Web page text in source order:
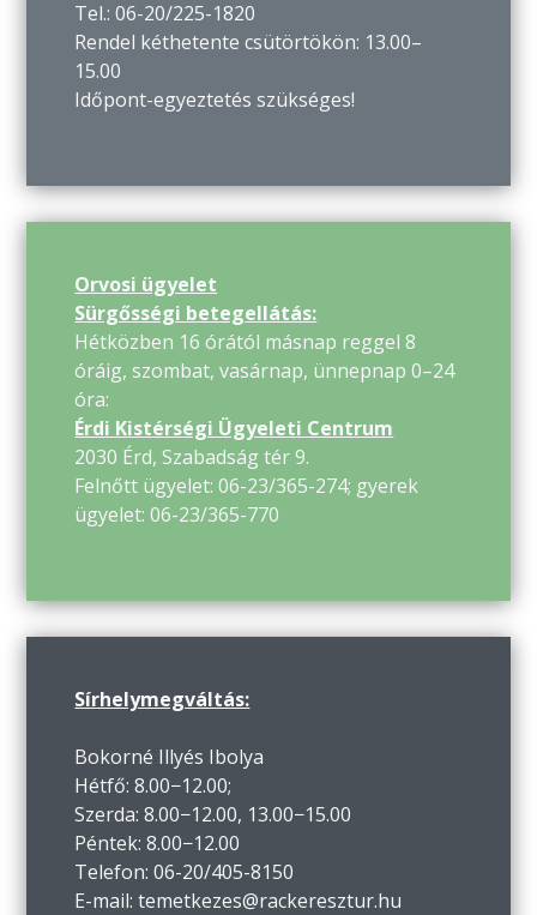
Tel.: 06-20/225-1820
Rendel kéthetente csütörtökön: 13.00–
15.00
Időpont-egyeztetés szükséges!
Orvosi ügyelet
Sürgősségi betegellátás:
Hétközben 16 órától másnap reggel 8
óráig, szombat, vasárnap, ünnepnap 0–24
óra:
Érdi Kistérségi Ügyeleti Centrum
2030 Érd, Szabadság tér 9.
Felnőtt ügyelet: 06-23/365-274; gyerek
ügyelet: 06-23/365-770
Sírhelymegváltás:
Bokorné Illyés Ibolya
Hétfő: 8.00−12.00;
Szerda: 8.00−12.00, 13.00−15.00
Péntek: 8.00−12.00
Telefon: 06-20/405-8150
E-mail: temetkezes@rackeresztur.hu